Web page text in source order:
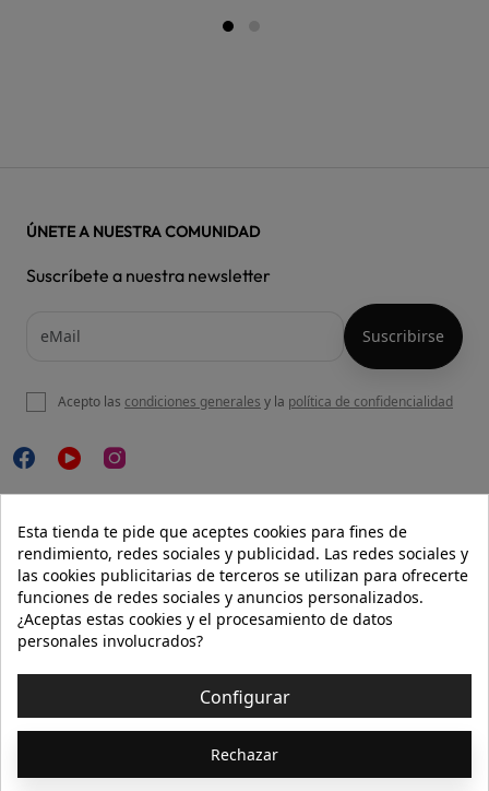
NUESTRA WEB
AYUDA
INFORMACIÓN 
ÚNETE A NUESTRA COMUNIDAD
Suscríbete a nuestra newsletter
Acepto las condiciones generales y la política de confidencialidad
Esta tienda te pide que aceptes cookies para fines de
rendimiento, redes sociales y publicidad. Las redes sociales y
las cookies publicitarias de terceros se utilizan para ofrecerte
funciones de redes sociales y anuncios personalizados.
¿Aceptas estas cookies y el procesamiento de datos
personales involucrados?
Configurar
Rechazar